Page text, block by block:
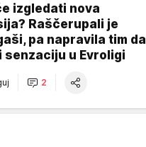
izgledati nova
Raščerupali je
pa napravila tim da
senzaciju u Evroligi
2